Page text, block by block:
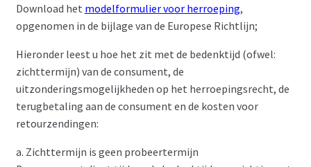
Download het modelformulier voor herroeping,
opgenomen in de bijlage van de Europese Richtlijn;
Hieronder leest u hoe het zit met de bedenktijd (ofwel:
zichttermijn) van de consument, de
uitzonderingsmogelijkheden op het herroepingsrecht, de
terugbetaling aan de consument en de kosten voor
retourzendingen:
a. Zichttermijn is geen probeertermijn